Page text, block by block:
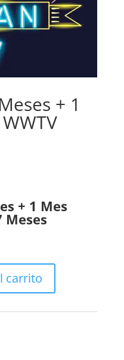
+ 1
+ 1 Mes
Meses
carrito